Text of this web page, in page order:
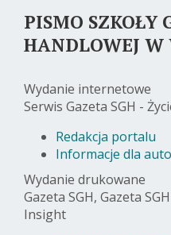
PISMO SZKOŁY
HANDLOWEJ W
Wydanie internetowe
Serwis Gazeta SGH -
Redakcja portalu
Informacje dla
Wydanie drukowane
Gazeta SGH, Gazeta
Insight